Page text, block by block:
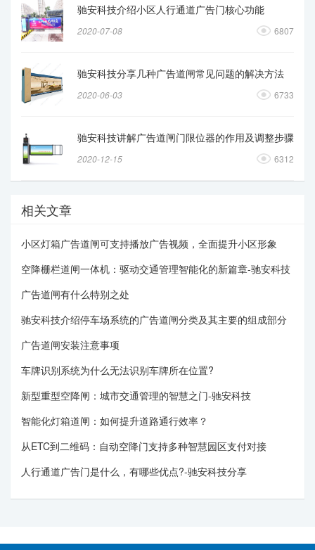
驰安科技介绍小区人行通道广告门核心功能
2020-07-08 6807
驰安科技分享几种广告道闸常见问题的解决方法
2020-06-03 6733
驰安科技讲解广告道闸门限位器的作用及调整步骤
2020-12-15 6312
相关文章
小区灯箱广告道闸可支持播放广告视频，全面提升小区形象
空降栅栏道闸一体机：驱动交通管理智能化的新篇章-驰安科技
广告道闸有什么特别之处
驰安科技介绍停车场系统的广告道闸分类及其主要的组成部分
广告道闸安装注意事项
车牌识别系统为什么无法识别车牌所在位置?
新型重型空降闸：城市交通管理的智慧之门-驰安科技
智能化灯箱道闸：如何提升道路通行效率？
从ETC到二维码：自动空降门支持多种智慧园区支付对接
人行通道广告门是什么，有哪些优点?-驰安科技分享